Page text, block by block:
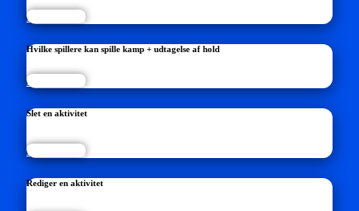
Læs mere...
Hvilke spillere kan spille kamp + udtagelse af hold
Læs mere...
Slet en aktivitet
Læs mere...
Rediger en aktivitet